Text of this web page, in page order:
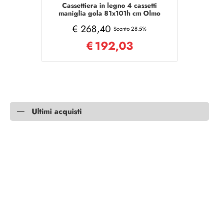
Cassettiera in legno 4 cassetti
maniglia gola 81x101h cm Olmo
€ 268,40 Sconto 28.5%
€192,03
Ultimi acquisti